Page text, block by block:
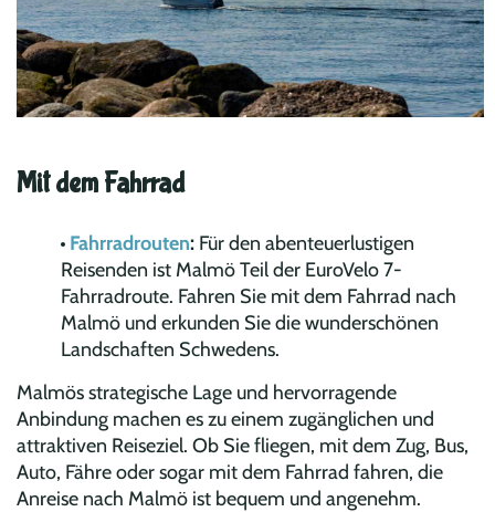
Mit dem Fahrrad
Fahrradrouten: Für den abenteuerlustigen
Reisenden ist Malmö Teil der EuroVelo 7-
Fahrradroute. Fahren Sie mit dem Fahrrad nach
Malmö und erkunden Sie die wunderschönen
Landschaften Schwedens.
Malmös strategische Lage und hervorragende
Anbindung machen es zu einem zugänglichen und
attraktiven Reiseziel. Ob Sie fliegen, mit dem Zug, Bus,
Auto, Fähre oder sogar mit dem Fahrrad fahren, die
Anreise nach Malmö ist bequem und angenehm.